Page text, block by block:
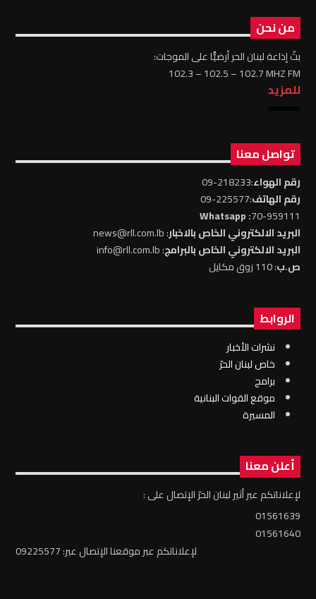
من نحن
بثّ إذاعة لبنان الحر أرضيًّا على الموجات:
102.3 – 102.5 – 102.7 MHZ FM
للمزيد
تواصل معنا
رقم الهواء:218233-09
رقم الهاتف:225577-09
70-959111
: Whatsapp
البريد الالكتروني الخاص بالاخبار: news@rll.com.lb
البريد الالكتروني الخاص بالبرامج: info@rll.com.lb
ص.ب: 110 زوق مكايل
الروابط
نشرات الأخبار
خاص لبنان الحرّ
برامج
موقع القوات البنانية
المسيرة
أعلن معنا
لإعلاناتكم عبر أثير لبنان الحرّ الإتصال على :
01561639
01561640
لإعلاناتكم عبر موقعنا الإتصال عبر: 09225577